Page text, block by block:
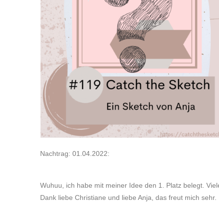
Nachtrag: 01.04.2022:
Wuhuu, ich habe mit meiner Idee den 1. Platz belegt.
Dank liebe Christiane und liebe Anja, das freut mich sehr.